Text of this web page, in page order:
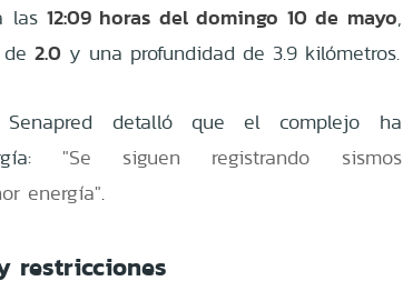
las12:09 horas del domingo 10 de mayo,
de2.0 y una profundidad de 3.9 kilómetros.
detalló que el complejo ha
"Se siguen registrando sismos
energía".
restricciones